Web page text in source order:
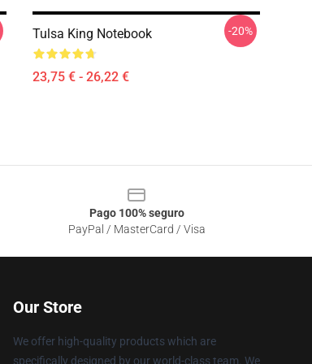
Tulsa King Notebook
23,75 € - 26,22 €
-20%
Pago 100% seguro
PayPal / MasterCard / Visa
Our Store
We offer high-quality products which are
specifically designed by our world-class team. We